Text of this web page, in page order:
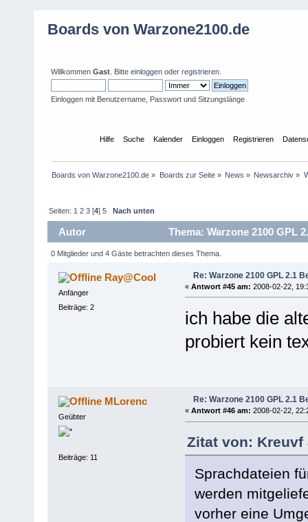
Boards von Warzone2100.de
Willkommen Gast . Bitte einloggen oder registrieren
Einloggen mit Benutzername, Passwort und Sitzungslänge
Hilfe Suche Kalender Einloggen Registrieren
Boards von Warzone2100.de » Boards zur Seite» News » Newsarchiv »
Seiten: 1 2 3 [4]5 Nach unten
Autor Thema: Warzone 2100 GPL
0 Mitglieder und 4 Gäste betrachten dieses Thema.
Ray@Cool
Anfänger
Beiträge: 2
Re: Warzone 2100 GPL 2.1
« Antwort #45 am: 2008-02-22,
ich habe die
probiert kein
MLorenc
Geübter
Beiträge: 11
Re: Warzone 2100 GPL 2.1
« Antwort #46 am: 2008-02-22,
Zitat von: Kreuvf
Sprachdateien
werden
vorher eine